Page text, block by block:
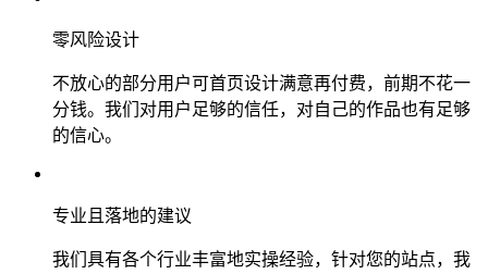
零风险设计
不放心的部分用户可首页设计满意再付费，前期不花一
分钱。我们对用户足够的信任，对自己的作品也有足够
的信心。
专业且落地的建议
我们具有各个行业丰富地实操经验，针对您的站点，我